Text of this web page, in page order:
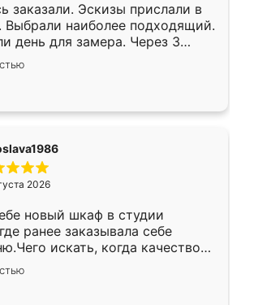
заказали. Эскизы прислали в
Выбрали наиболее подходящий.
день для замера. Через 3
была уже готова. Остались
Спасибо Ренессанс
работу!
2026
новый шкаф в студии
ранее заказывала себе
искать, когда качеством
Служит кухня уже почти
нет.